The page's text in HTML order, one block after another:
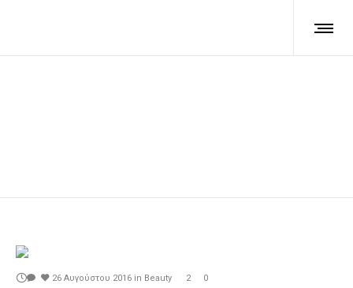
26 Αυγούστου 2016 in Beauty 2 0